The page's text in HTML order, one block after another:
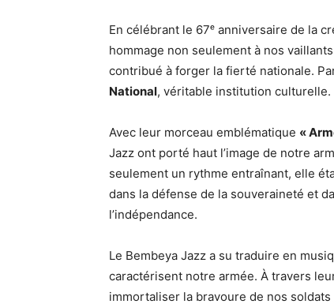
En célébrant le 67ᵉ anniversaire de la
hommage non seulement à nos
contribué à forger la fierté nationale.
National, véritable institution culturelle.
Avec leur morceau emblématique «
Jazz ont porté haut l’image de notre
seulement un rythme entraînant, elle
dans la défense de la souveraineté et
l’indépendance.
Le Bembeya Jazz a su traduire en
caractérisent notre armée. À travers
immortaliser la bravoure de nos